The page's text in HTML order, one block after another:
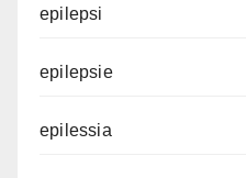
epilepsi
epilepsie
epilessia